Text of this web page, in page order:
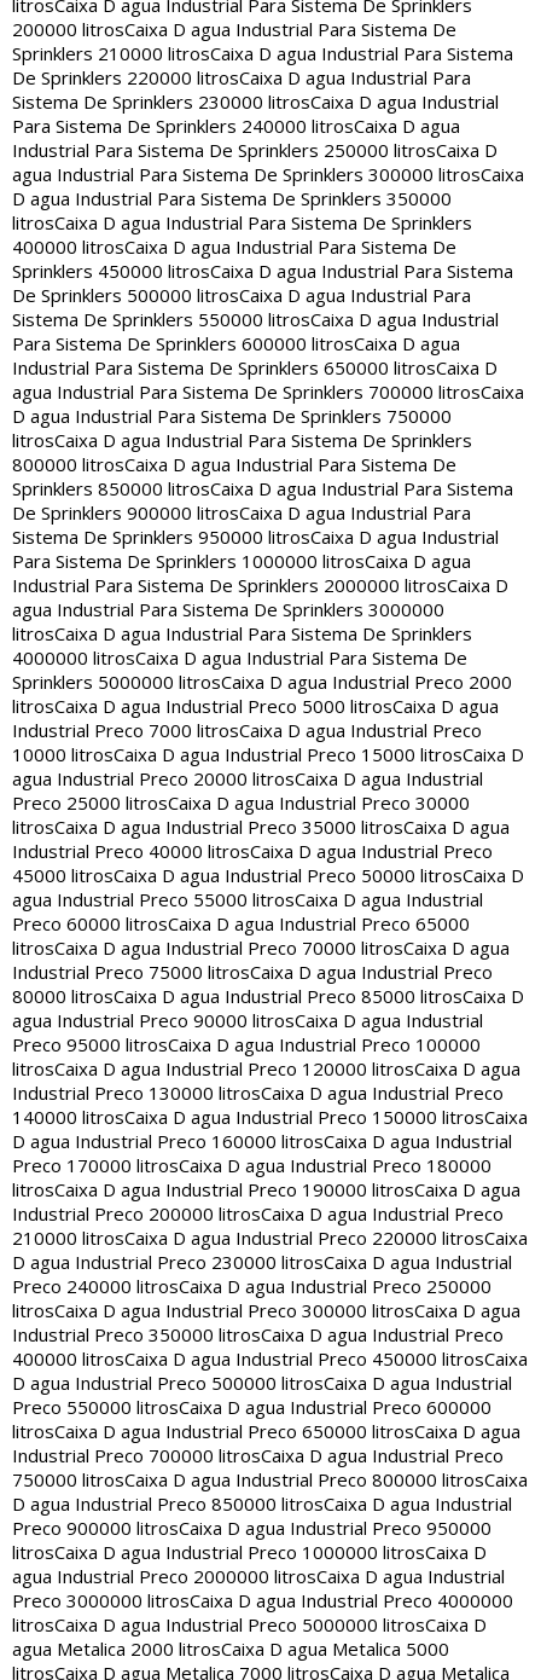
litrosCaixa D agua Industrial Para Sistema De Sprinklers
200000 litrosCaixa D agua Industrial Para Sistema De
Sprinklers 210000 litrosCaixa D agua Industrial Para Sistema
De Sprinklers 220000 litrosCaixa D agua Industrial Para
Sistema De Sprinklers 230000 litrosCaixa D agua Industrial
Para Sistema De Sprinklers 240000 litrosCaixa D agua
Industrial Para Sistema De Sprinklers 250000 litrosCaixa D
agua Industrial Para Sistema De Sprinklers 300000 litrosCaixa
D agua Industrial Para Sistema De Sprinklers 350000
litrosCaixa D agua Industrial Para Sistema De Sprinklers
400000 litrosCaixa D agua Industrial Para Sistema De
Sprinklers 450000 litrosCaixa D agua Industrial Para Sistema
De Sprinklers 500000 litrosCaixa D agua Industrial Para
Sistema De Sprinklers 550000 litrosCaixa D agua Industrial
Para Sistema De Sprinklers 600000 litrosCaixa D agua
Industrial Para Sistema De Sprinklers 650000 litrosCaixa D
agua Industrial Para Sistema De Sprinklers 700000 litrosCaixa
D agua Industrial Para Sistema De Sprinklers 750000
litrosCaixa D agua Industrial Para Sistema De Sprinklers
800000 litrosCaixa D agua Industrial Para Sistema De
Sprinklers 850000 litrosCaixa D agua Industrial Para Sistema
De Sprinklers 900000 litrosCaixa D agua Industrial Para
Sistema De Sprinklers 950000 litrosCaixa D agua Industrial
Para Sistema De Sprinklers 1000000 litrosCaixa D agua
Industrial Para Sistema De Sprinklers 2000000 litrosCaixa D
agua Industrial Para Sistema De Sprinklers 3000000
litrosCaixa D agua Industrial Para Sistema De Sprinklers
4000000 litrosCaixa D agua Industrial Para Sistema De
Sprinklers 5000000 litrosCaixa D agua Industrial Preco 2000
litrosCaixa D agua Industrial Preco 5000 litrosCaixa D agua
Industrial Preco 7000 litrosCaixa D agua Industrial Preco
10000 litrosCaixa D agua Industrial Preco 15000 litrosCaixa D
agua Industrial Preco 20000 litrosCaixa D agua Industrial
Preco 25000 litrosCaixa D agua Industrial Preco 30000
litrosCaixa D agua Industrial Preco 35000 litrosCaixa D agua
Industrial Preco 40000 litrosCaixa D agua Industrial Preco
45000 litrosCaixa D agua Industrial Preco 50000 litrosCaixa D
agua Industrial Preco 55000 litrosCaixa D agua Industrial
Preco 60000 litrosCaixa D agua Industrial Preco 65000
litrosCaixa D agua Industrial Preco 70000 litrosCaixa D agua
Industrial Preco 75000 litrosCaixa D agua Industrial Preco
80000 litrosCaixa D agua Industrial Preco 85000 litrosCaixa D
agua Industrial Preco 90000 litrosCaixa D agua Industrial
Preco 95000 litrosCaixa D agua Industrial Preco 100000
litrosCaixa D agua Industrial Preco 120000 litrosCaixa D agua
Industrial Preco 130000 litrosCaixa D agua Industrial Preco
140000 litrosCaixa D agua Industrial Preco 150000 litrosCaixa
D agua Industrial Preco 160000 litrosCaixa D agua Industrial
Preco 170000 litrosCaixa D agua Industrial Preco 180000
litrosCaixa D agua Industrial Preco 190000 litrosCaixa D agua
Industrial Preco 200000 litrosCaixa D agua Industrial Preco
210000 litrosCaixa D agua Industrial Preco 220000 litrosCaixa
D agua Industrial Preco 230000 litrosCaixa D agua Industrial
Preco 240000 litrosCaixa D agua Industrial Preco 250000
litrosCaixa D agua Industrial Preco 300000 litrosCaixa D agua
Industrial Preco 350000 litrosCaixa D agua Industrial Preco
400000 litrosCaixa D agua Industrial Preco 450000 litrosCaixa
D agua Industrial Preco 500000 litrosCaixa D agua Industrial
Preco 550000 litrosCaixa D agua Industrial Preco 600000
litrosCaixa D agua Industrial Preco 650000 litrosCaixa D agua
Industrial Preco 700000 litrosCaixa D agua Industrial Preco
750000 litrosCaixa D agua Industrial Preco 800000 litrosCaixa
D agua Industrial Preco 850000 litrosCaixa D agua Industrial
Preco 900000 litrosCaixa D agua Industrial Preco 950000
litrosCaixa D agua Industrial Preco 1000000 litrosCaixa D
agua Industrial Preco 2000000 litrosCaixa D agua Industrial
Preco 3000000 litrosCaixa D agua Industrial Preco 4000000
litrosCaixa D agua Industrial Preco 5000000 litrosCaixa D
agua Metalica 2000 litrosCaixa D agua Metalica 5000
litrosCaixa D agua Metalica 7000 litrosCaixa D agua Metalica